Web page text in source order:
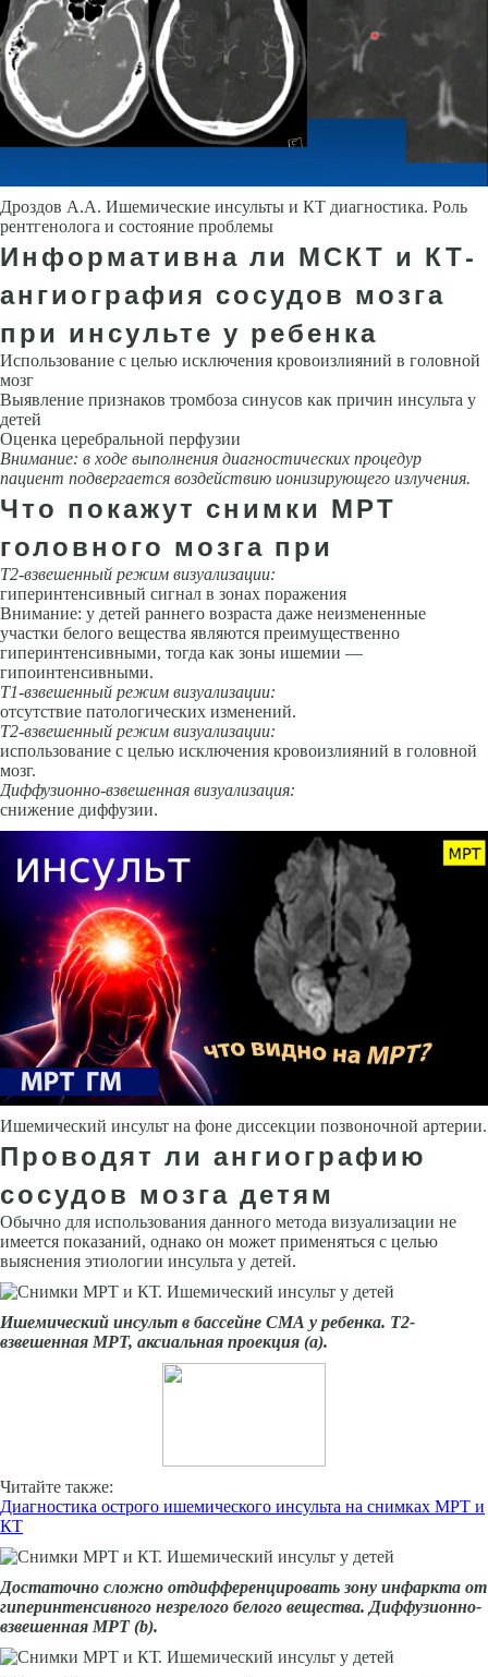
Дроздов А.А. Ишемические инсульты и КТ диагностика. Роль
рентгенолога и состояние проблемы
Информативна ли МСКТ и КТ-
ангиография сосудов мозга
при инсульте у ребенка
Использование с целью исключения кровоизлияний в головной
мозг
Выявление признаков тромбоза синусов как причин инсульта у
детей
Оценка церебральной перфу­зии
Внимание: в ходе выполнения диагностических процедур
пациент подвергается воздействию ионизирующего излучения.
Что покажут снимки МРТ
головного мозга при
Т2-взвешенный режим визуализации:
гиперинтенсивный сигнал в зо­нах поражения
Внимание: у детей раннего возраста даже неизменен­ные
участки белого вещества являются преимущественно
гиперинтен­сивными, тогда как зоны ишемии —
гипоинтенсивными.
Т1-взвешенный режим визуализации:
отсутствие патологических изме­нений.
Т2-взвешенный режим визуализации:
использование с целью исклю­чения кровоизлияний в головной
мозг.
Диффузионно-взвешенная визуализация:
снижение диффузии.
Ишемический инсульт на фоне диссекции позвоночной артерии.
Проводят ли ангиографию
сосудов мозга детям
Обычно для использования данного метода визуализации не
имеется показаний, однако он может применяться с целью
выяснения этиологии инсульта у детей.
Ишемический инсульт в бассейне СМА у ребенка. Т2-
взвешенная МРТ, аксиальная проекция (а).
Читайте также:
Диагностика острого ишемического инсульта на снимках МРТ и
КТ
Достаточно сложно отдифференци­ровать зону инфаркта от
гиперинтен­сивного незрелого белого вещества. Диффузионно-
взвешенная МРТ (b).